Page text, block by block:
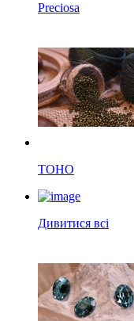
Preciosa
TOHO
Дивитися всі